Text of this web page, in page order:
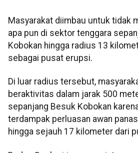
Masyarakat diimbau untuk tidak
apa pun di sektor tenggara
Kobokan hingga radius 13
sebagai pusat erupsi.
Di luar radius tersebut,
beraktivitas dalam jarak 500
sepanjang Besuk Kobokan
terdampak perluasan awan
hingga sejauh 17 kilometer dari